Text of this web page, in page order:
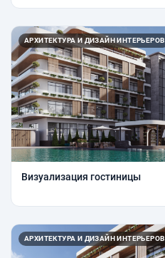
АРХИТЕКТУРА И ДИЗАЙН ИНТЕРЬЕРОВ
Визуализация гостиницы
АРХИТЕКТУРА И ДИЗАЙН ИНТЕРЬЕРОВ